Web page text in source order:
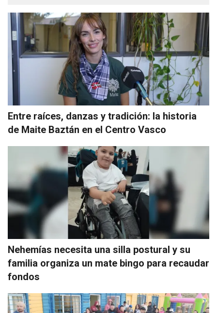
Entre raíces, danzas y tradición: la historia
de Maite Baztán en el Centro Vasco
Nehemías necesita una silla postural y su
familia organiza un mate bingo para recaudar
fondos